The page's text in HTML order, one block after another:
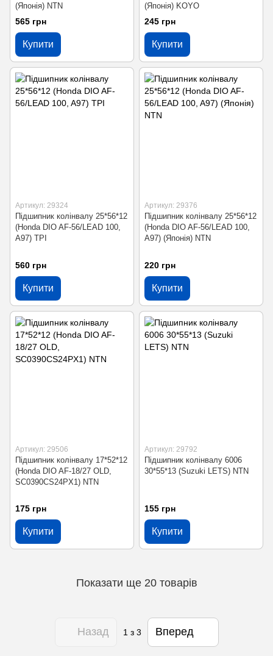
(Японія) NTN
565 грн
Купити
(Японія) KOYO
245 грн
Купити
Артикул: 29324
Підшипник колінвалу 25*56*12
(Honda DIO AF-56/LEAD 100,
A97) TPI
560 грн
Купити
Артикул: 29376
Підшипник колінвалу 25*56*12
(Honda DIO AF-56/LEAD 100,
A97) (Японія) NTN
220 грн
Купити
Артикул: 29506
Підшипник колінвалу 17*52*12
(Honda DIO AF-18/27 OLD,
SC0390CS24PX1) NTN
175 грн
Купити
Артикул: 29792
Підшипник колінвалу 6006
30*55*13 (Suzuki LETS) NTN
155 грн
Купити
Показати ще 20 товарів
Назад 1 з 3 Вперед